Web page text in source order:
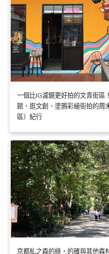
一個比IG濾鏡更好拍的文青街區
館、逛文創、塗鴉彩繪街拍的周
區）紀行
京都糺之森的綠，的確與其他森